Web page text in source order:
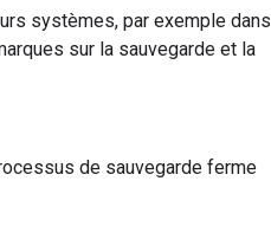
systèmes, par exemple dans
sur la sauvegarde et la
de sauvegarde ferme